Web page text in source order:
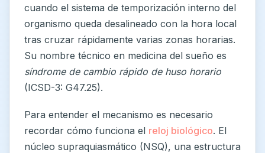
cuando el sistema de temporización interno del
organismo queda desalineado con la hora local
tras cruzar rápidamente varias zonas horarias.
Su nombre técnico en medicina del sueño es
síndrome de cambio rápido de huso horario
(ICSD-3: G47.25).
Para entender el mecanismo es necesario
recordar cómo funciona el reloj biológico. El
núcleo supraquiasmático (NSQ), una estructura